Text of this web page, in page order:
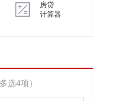
房贷
计算器
选4项）